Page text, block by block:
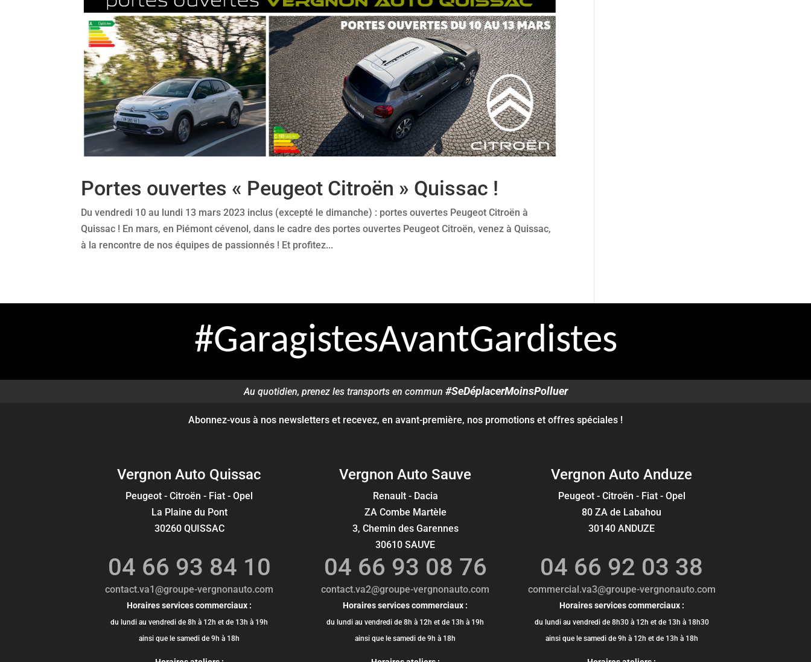
Portes ouvertes « Peugeot Citroën » Quissac !
Du vendredi 10 au lundi 13 mars 2023 inclus (excepté le dimanche) : portes ouvertes Peugeot Citroën à
Quissac ! En mars, en Piémont cévenol, dans le cadre des portes ouvertes Peugeot Citroën, venez à Quissac,
à la rencontre de nos équipes de passionnés ! Et profitez...
#GaragistesAvantGardistes
Au quotidien, prenez les transports en commun #SeDéplacerMoinsPolluer
Abonnez-vous à nos newsletters et recevez, en avant-première, nos promotions et offres spéciales !
Vergnon Auto Quissac
Peugeot - Citroën - Fiat - Opel
La Plaine du Pont
30260 QUISSAC
04 66 93 84 10
contact.va1@groupe-vergnonauto.com
Horaires services commerciaux :
du lundi au vendredi de 8h à 12h et de 13h à 19h
ainsi que le samedi de 9h à 18h
Vergnon Auto Sauve
Renault - Dacia
ZA Combe Martèle
3, Chemin des Garennes
30610 SAUVE
04 66 93 08 76
contact.va2@groupe-vergnonauto.com
Horaires services commerciaux :
du lundi au vendredi de 8h à 12h et de 13h à 19h
ainsi que le samedi de 9h à 18h
Vergnon Auto Anduze
Peugeot - Citroën - Fiat - Opel
80 ZA de Labahou
30140 ANDUZE
04 66 92 03 38
commercial.va3@groupe-vergnonauto.com
Horaires services commerciaux :
du lundi au vendredi de 8h30 à 12h et de 13h à 18h30
ainsi que le samedi de 9h à 12h et de 13h à 18h